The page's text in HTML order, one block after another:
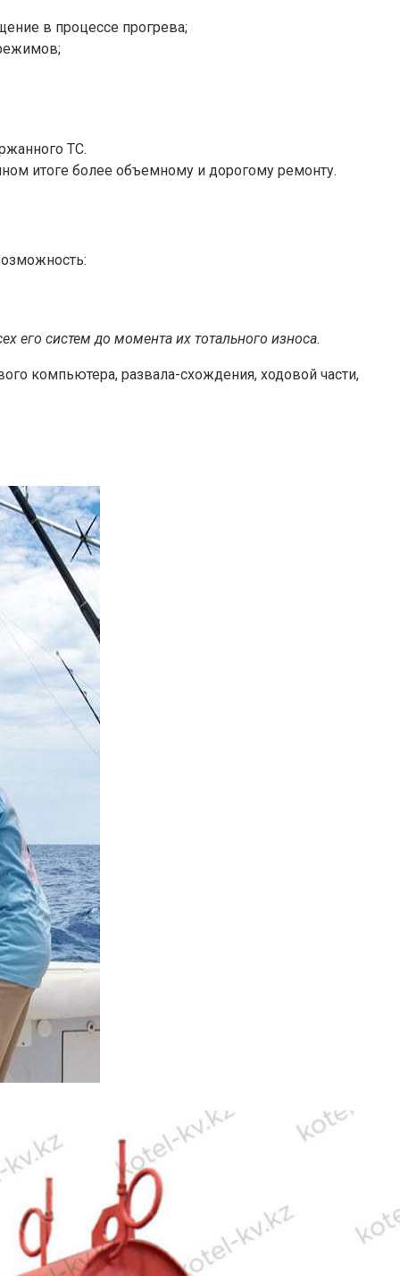
в процессе прогрева;
ТС.
итоге более объемному и дорогому ремонту.
его систем до момента их тотального износа.
компьютера, развала-схождения, ходовой части,